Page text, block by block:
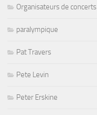
Organisateurs de concerts
paralympique
Pat Travers
Pete Levin
Peter Erskine